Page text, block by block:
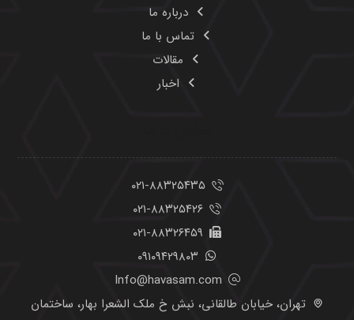
درباره ما
تماس با ما
مقالات
اخبار
۰۲۱-۸۸۳۲۵۴۳۵
۰۲۱-۸۸۳۲۵۴۲۶
۰۲۱-۸۸۳۲۶۴۵۹
۰۹۱۰۹۴۲۹۸۰۳
Info@havasam.com
تهران، خیابان طالقانی، نبش خ ملک الشعرا بهار، ساختمان